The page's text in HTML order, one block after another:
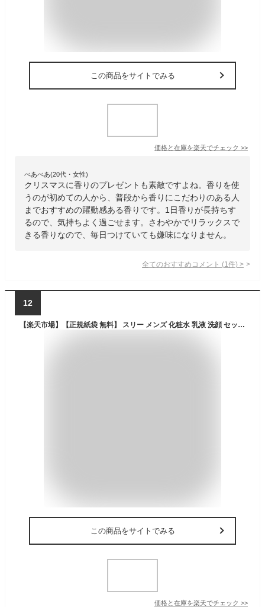
この商品をサイトでみる
価格と在庫を楽天でチェック >>
べあべあ(20代・女性)
クリスマスに香りのプレゼントも素敵ですよね。香りを使
うのが初めての人から、普段から香りにこだわりのある人
までおすすめの躍動感ある香りです。1日香りが長持ちす
るので、気持ちよく過ごせます。さわやかでリラックスで
きる香りなので、毎日つけていても嫌味になりません。
全てのおすすめコメント (1 件) >
12
【楽天市場】【正規紙袋 無料】 スリー メンズ 化粧水 乳液 洗顔 セット フォー メン ジェントリング トライアルキット 洗顔フォーム フォー・メン three コスメ 化粧品 化粧 オーガニック ギフト スキンケア 新品 ブランド メンズコスメ 通販 実用的：ワールドインポート 楽天市場店
この商品をサイトでみる
価格と在庫を楽天でチェック >>